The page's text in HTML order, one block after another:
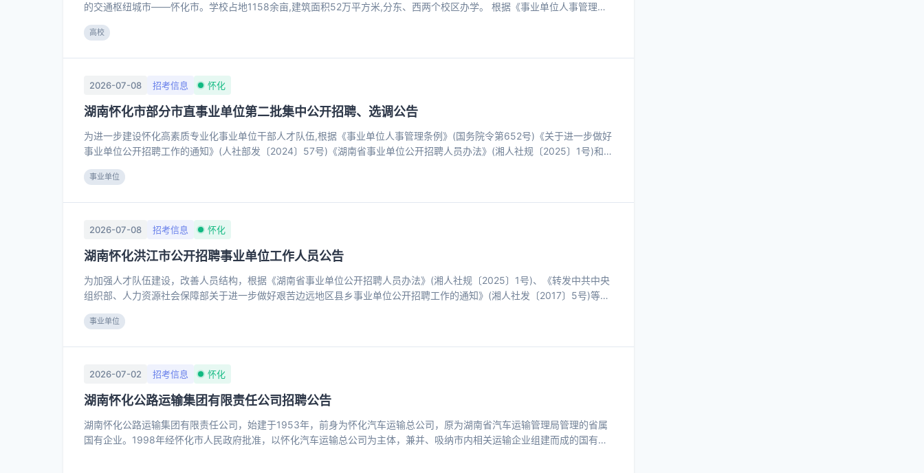
的交通枢纽城市——怀化市。学校占地1158余亩,建筑面积52万平方米,分东、西两个校区办学。 根据《事业单位人事管理条
合学院工作需要,2026年面向社会公开招聘事业单位工作人员。具体招聘方案公告如下: 一、组织领导 此次招聘怀化学院成立
高校
2026-07-08 招考信息 怀化
湖南怀化市部分市直事业单位第二批集中公开招聘、选调公告
为进一步建设怀化高素质专业化事业单位干部人才队伍,根据《事业单位人事管理条例》(国务院令第652号)《关于进一步做好
事业单位公开招聘工作的通知》(人社部发〔2024〕57号)《湖南省事业单位公开招聘人员办法》(湘人社规〔2025〕1号)和
要，面向社会公开招聘，面向全市范围内公开选调一批市直事业单位工作人员。现将相关事项公告如下: 一、招聘及选调原则
事业单位
2026-07-08 招考信息 怀化
湖南怀化洪江市公开招聘事业单位工作人员公告
为加强人才队伍建设，改善人员结构，根据《湖南省事业单位公开招聘人员办法》(湘人社规〔2025〕1号)、《转发中共中央
组织部、人力资源社会保障部关于进一步做好艰苦边远地区县乡事业单位公开招聘工作的通知》(湘人社发〔2017〕5号)等相
批事业单位工作人员，为确保招聘工作依法依规，公平、公正、公开，现将有关事项公告如下： 一、招聘原则 1.坚持德才兼
事业单位
2026-07-02 招考信息 怀化
湖南怀化公路运输集团有限责任公司招聘公告
湖南怀化公路运输集团有限责任公司，始建于1953年，前身为怀化汽车运输总公司，原为湖南省汽车运输管理局管理的省属
国有企业。1998年经怀化市人民政府批准，以怀化汽车运输总公司为主体，兼并、吸纳市内相关运输企业组建而成的国有全